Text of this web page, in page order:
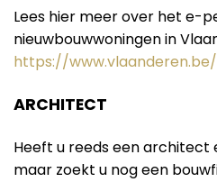
Lees hier meer over het e-
nieuwbouwwoningen in
https://
ARCHITECT
Heeft u reeds een architect
maar zoekt u nog een